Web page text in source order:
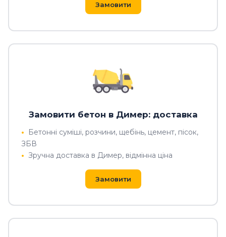
Замовити
Замовити бетон в Димер: доставка
Бетонні суміші, розчини, щебінь, цемент, пісок,
ЗБВ
Зручна доставка в Димер, відмінна ціна
Замовити